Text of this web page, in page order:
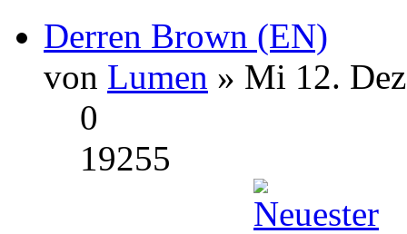
Derren Brown (EN)
von Lumen » Mi 12.
0
19255